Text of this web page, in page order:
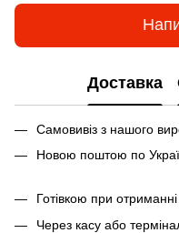
Доставка
Самовивіз з нашого
Новою поштою по
Готівкою при отриманні
Через касу або